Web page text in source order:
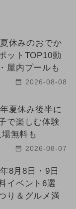
休みのおでか
ットTOP10動
屋内プールも
2026-08-08
夏休み後半に
で楽しむ体験
無料も
2026-08-07
8月8日・9日
イベント6選
り＆グルメ満